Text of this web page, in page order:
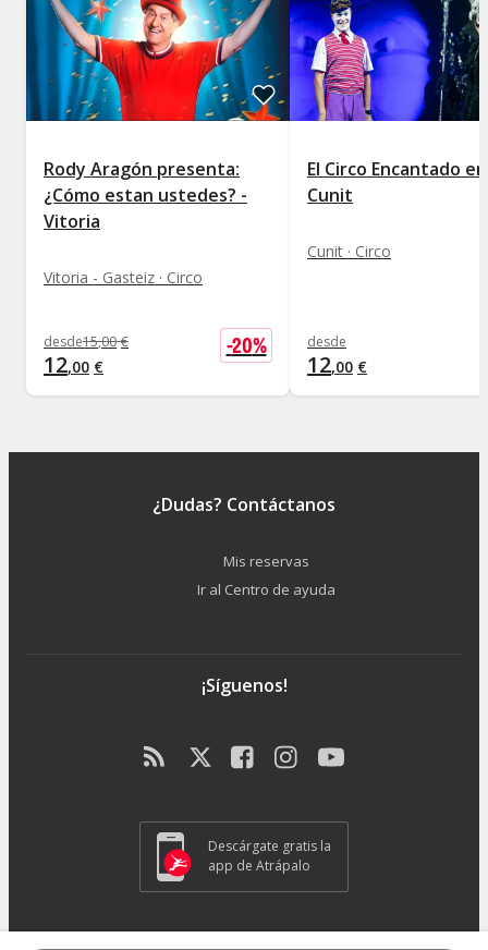
Rody Aragón presenta:
¿Cómo estan ustedes? -
Vitoria
Vitoria - Gasteiz · Circo
desde15,00 €
12,00 €
-20%
El Circo Encantado en
Cunit
Cunit · Circo
desde
12,00 €
¿Dudas? Contáctanos
Mis reservas
Ir al Centro de ayuda
¡Síguenos!
Descárgate gratis la
app de Atrápalo